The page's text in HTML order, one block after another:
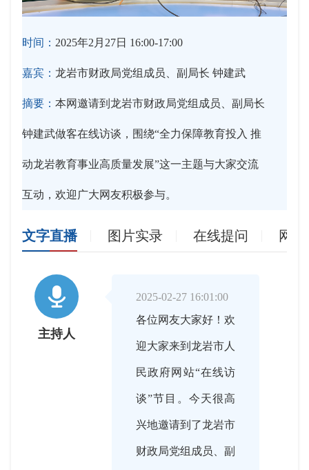
时间： 2025年2月27日 16:00-17:00
嘉宾： 龙岩市财政局党组成员、副局长 钟建武
摘要： 本网邀请到龙岩市财政局党组成员、副局长
钟建武做客在线访谈，围绕“全力保障教育投入 推
动龙岩教育事业高质量发展”这一主题与大家交流
互动，欢迎广大网友积极参与。
文字直播 图片实录 在线提问 网

主持人
2025-02-27 16:01:00
各位网友大家好！欢
迎大家来到龙岩市人
民政府网站“在线访
谈”节目。今天很高
兴地邀请到了龙岩市
财政局党组成员、副